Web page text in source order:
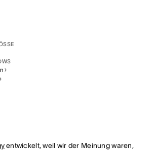
entwickelt, weil wir der Meinung waren,